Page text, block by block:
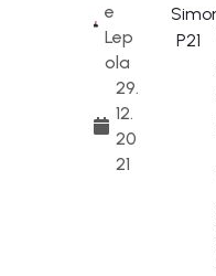
e
Lep
ola
29.
12.
20
21